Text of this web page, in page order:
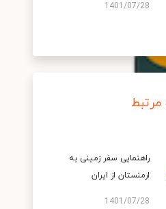
1401/07/28
مرتبط
راهنمایی سفر زمینی به
ارمنستان از ایران
1401/07/28